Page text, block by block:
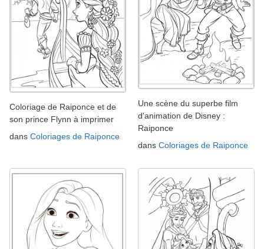
Coloriage de Raiponce et de
son prince Flynn à imprimer
dans Coloriages de Raiponce
Une scène du superbe film
d'animation de Disney :
Raiponce
dans Coloriages de Raiponce